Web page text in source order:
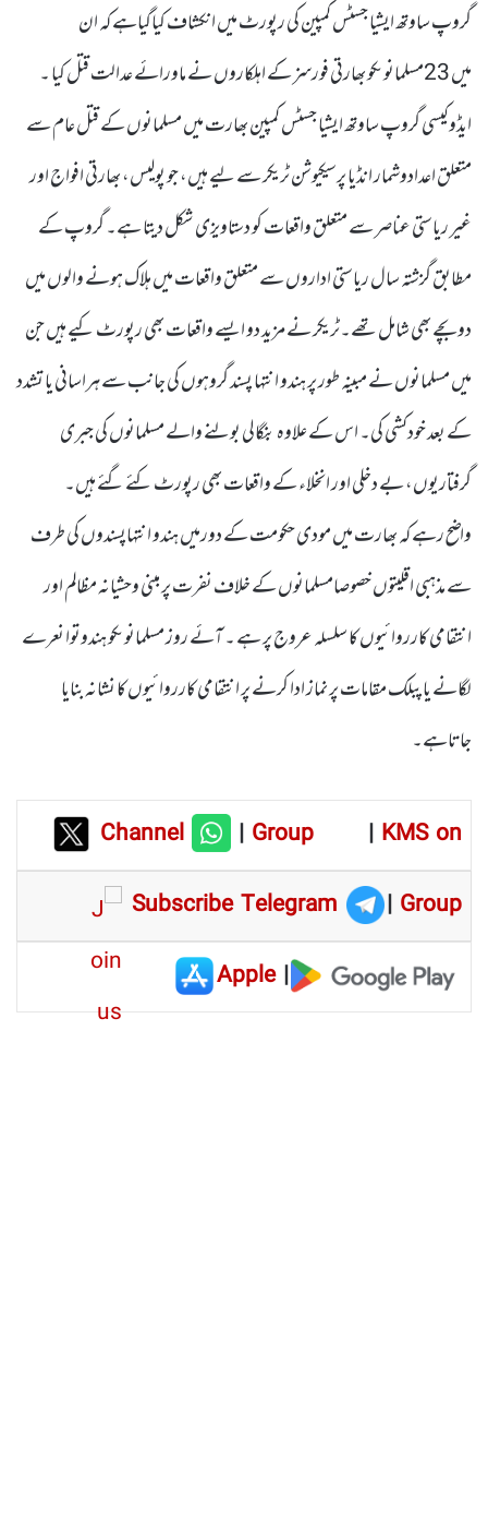
گروپ ساوتھ ایشیا جسٹس کمپین کی رپورٹ میں انکشاف کیاگیاہے کہ ان
میں 23مسلمانوںکو بھارتی فورسز کے اہلکاروں نے ماورائے عدالت قتل کیا ۔
ایڈوکیسی گروپ ساوتھ ایشیا جسٹس کمپین بھارت میں مسلمانوں کے قتل عام سے
متعلق اعدادوشمار انڈیا پرسیکیوشن ٹریکر سے لیے ہیں، جو پولیس، بھارتی افواج اور
غیر ریاستی عناصر سے متعلق واقعات کو دستاویزی شکل دیتا ہے۔ گروپ کے
مطابق گزشتہ سال ریاستی اداروں سے متعلق واقعات میں ہلاک ہونے والوں میں
دو بچے بھی شامل تھے۔ٹریکر نے مزید دو ایسے واقعات بھی رپورٹ کیے ہیں جن
میں مسلمانوں نے مبینہ طور پر ہندو انتہا پسند گروہوں کی جانب سے ہراسانی یا تشدد
کے بعد خودکشی کی۔ اس کے علاوہ بنگالی بولنے والے مسلمانوں کی جبری
گرفتاریوں، بے دخلی اور انخلاء کے واقعات بھی رپورٹ کئے گئے ہیں۔
واضح رہے کہ بھارت میں مودی حکومت کے دورمیں ہندو انتہاپسندوں کی طرف
سے مذہبی اقلیتوں خصوصامسلمانوں کے خلاف نفرت پر مبنی وحشیانہ مظالم اور
انتقامی کارروائیوں کا سلسلہ عروج پر ہے ۔ آئے روز مسلمانوںکو ہندوتوا نعرے
لگانے یا پبلک مقامات پر نماز ادا کرنے پر انتقامی کارروائیوں کا نشانہ بنایا
جاتاہے۔
Channel |Group | KMS on
Subscribe Telegram
| Group
|
Apple